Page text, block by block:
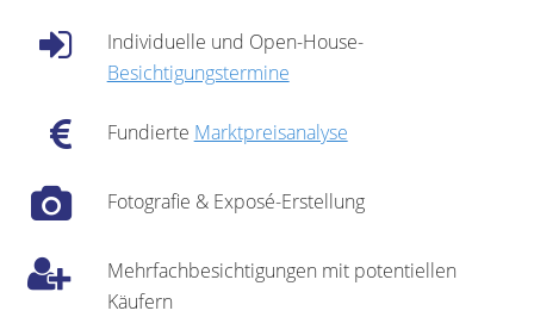
Individuelle und Open-House-
Besichtigungstermine
Fundierte Marktpreisanalyse
Fotografie & Exposé-Erstellung
Mehrfachbesichtigungen mit potentiellen
Käufern